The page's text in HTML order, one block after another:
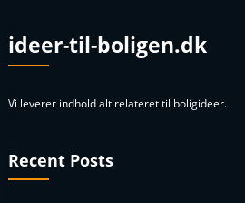
ideer-til-boligen.dk
Vi leverer indhold alt relateret til boligideer.
Recent Posts